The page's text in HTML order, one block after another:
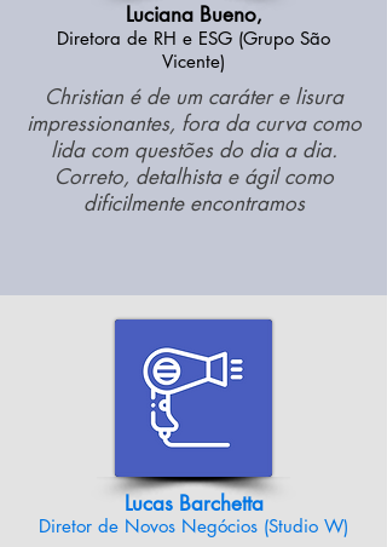
Luciana Bueno,
Diretora de RH e ESG (Grupo São
Vicente)
Christian é de um caráter e lisura
impressionantes, fora da curva como
lida com questões do dia a dia.
Correto, detalhista e ágil como
dificilmente encontramos
Lucas Barchetta
Diretor de Novos Negócios (Studio W)